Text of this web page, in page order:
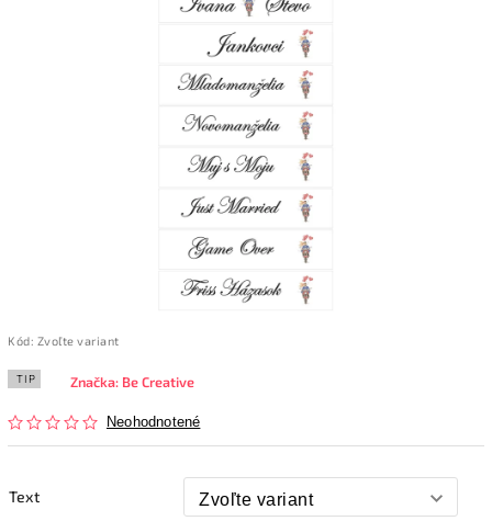
Kód: Zvoľte variant
TIP
Neohodnotené
Značka: Be Creative
Text